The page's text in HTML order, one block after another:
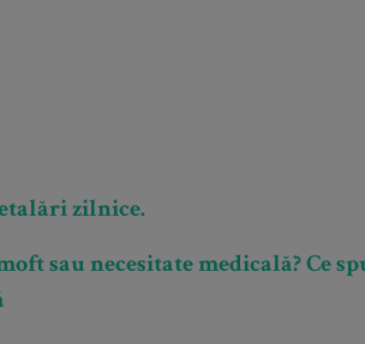
zilnice.
sau necesitate medicală? Ce